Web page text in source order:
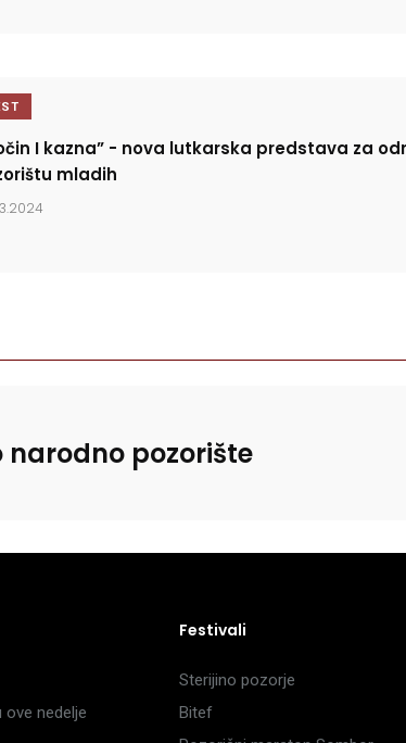
I kazna” - nova lutkarska predstava za
mladih
narodno pozorište
ove nedelje
Festivali
Sterijino pozorje
Bitef